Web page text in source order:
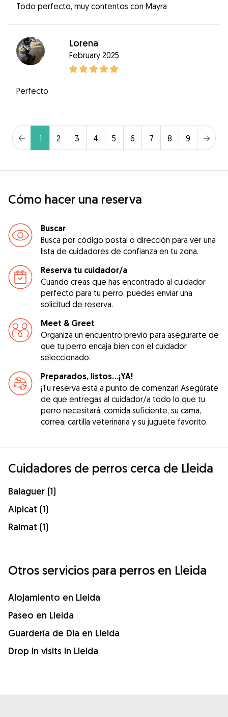
Todo perfecto, muy contentos con Mayra
Lorena
February 2025
Perfecto
1 2 3 4 5 6 7 8 9
Cómo hacer una reserva
Buscar
Busca por código postal o dirección para ver una
lista de cuidadores de confianza en tu zona.
Reserva tu cuidador/a
Cuando creas que has encontrado al cuidador
perfecto para tu perro, puedes enviar una
solicitud de reserva.
Meet & Greet
Organiza un encuentro previo para asegurarte de
que tu perro encaja bien con el cuidador
seleccionado.
Preparados, listos...¡YA!
¡Tu reserva está a punto de comenzar! Asegúrate
de que entregas al cuidador/a todo lo que tu
perro necesitará: comida suficiente, su cama,
correa, cartilla veterinaria y su juguete favorito.
Cuidadores de perros cerca de Lleida
Balaguer (1)
Alpicat (1)
Raimat (1)
Otros servicios para perros en Lleida
Alojamiento en Lleida
Paseo en Lleida
Guardería de Día en Lleida
Drop in visits in Lleida